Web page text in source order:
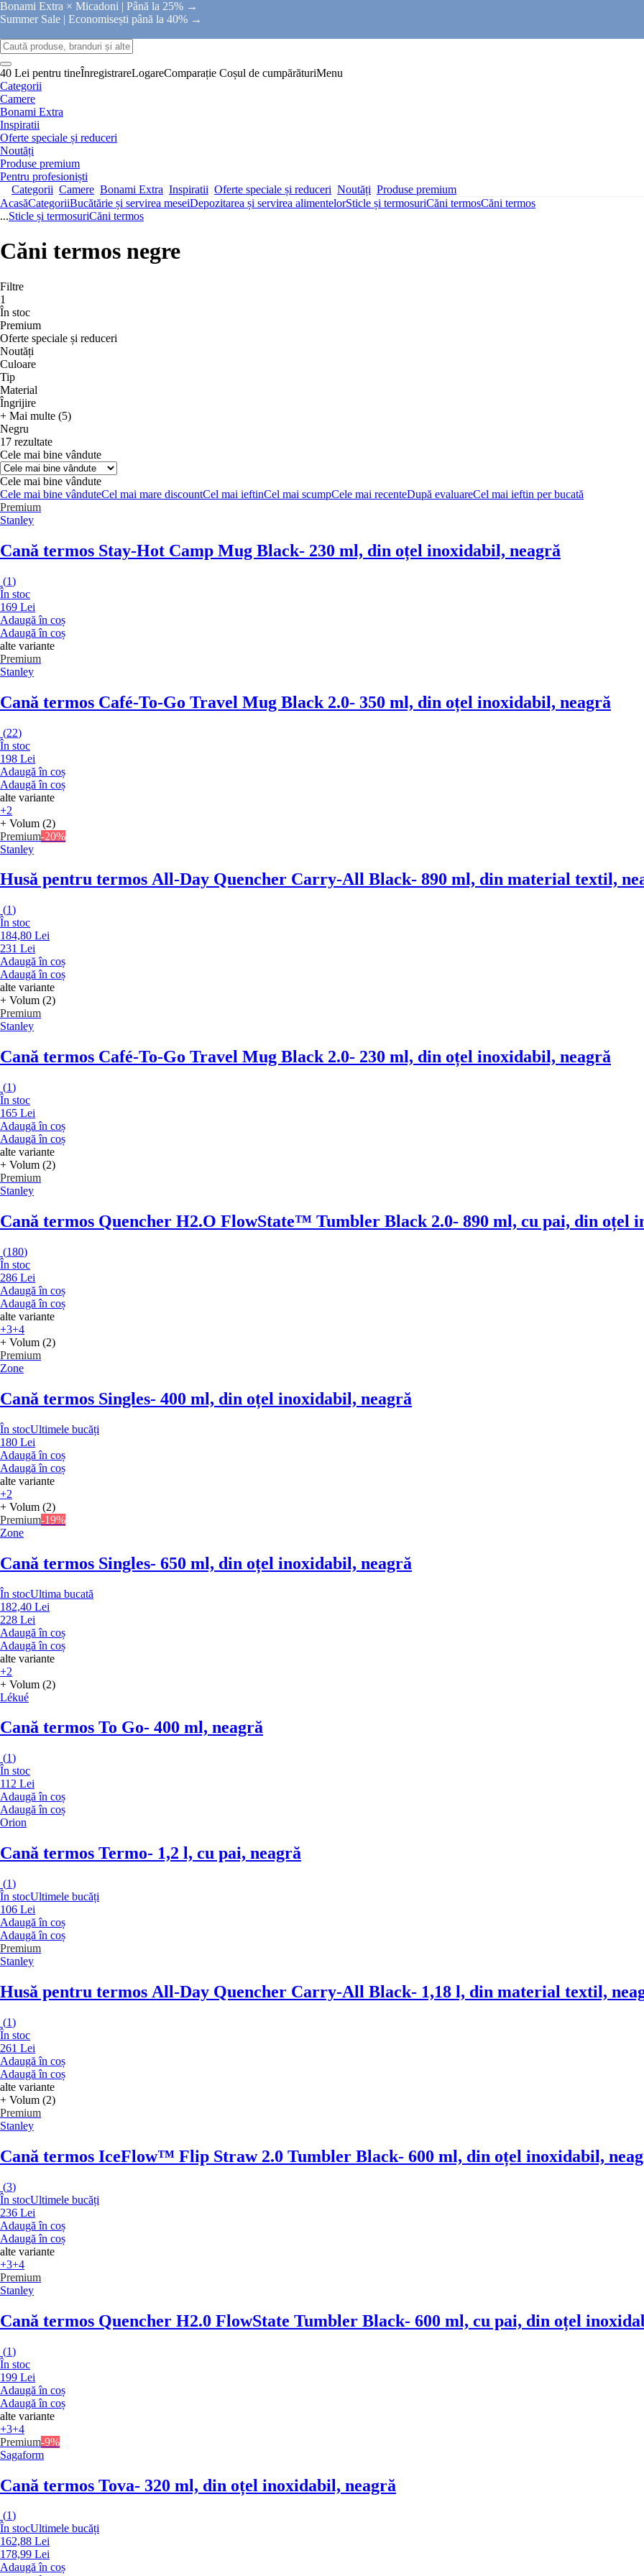
Bonami Extra × Micadoni | Până la 25% →
Summer Sale | Economisești până la 40% →
40 Lei pentru tineÎnregistrareLogareComparație Coșul de cumpărăturiMenu
Categorii
Camere
Bonami Extra
Inspiratii
Oferte speciale și reduceri
Noutăți
Produse premium
Pentru profesioniști
Categorii Camere Bonami Extra Inspiratii Oferte speciale și reduceri Noutăți Produse premium
AcasăCategoriiBucătărie și servirea meseiDepozitarea și servirea alimentelorSticle și termosuriCăni termosCăni termos
...Sticle și termosuriCăni termos
Căni termos negre
Filtre
1
În stoc
Premium
Oferte speciale și reduceri
Noutăți
Culoare
Tip
Material
Îngrijire
+ Mai multe (5)
Negru
17 rezultate
Cele mai bine vândute
Cele mai bine vândute
Cele mai bine vânduteCel mai mare discountCel mai ieftinCel mai scumpCele mai recenteDupă evaluareCel mai ieftin per bucată
Premium
Stanley
Cană termos Stay-Hot Camp Mug Black- 230 ml, din oțel inoxidabil, neagră
(1)
În stoc
169 Lei
Adaugă în coș
Adaugă în coș
alte variante
Premium
Stanley
Cană termos Café-To-Go Travel Mug Black 2.0- 350 ml, din oțel inoxidabil, neagră
(22)
În stoc
198 Lei
Adaugă în coș
Adaugă în coș
alte variante
+2
+ Volum (2)
Premium-20%
Stanley
Husă pentru termos All-Day Quencher Carry-All Black- 890 ml, din material textil,
(1)
În stoc
184,80 Lei
231 Lei
Adaugă în coș
Adaugă în coș
alte variante
+ Volum (2)
Premium
Stanley
Cană termos Café-To-Go Travel Mug Black 2.0- 230 ml, din oțel inoxidabil, neagră
(1)
În stoc
165 Lei
Adaugă în coș
Adaugă în coș
alte variante
+ Volum (2)
Premium
Stanley
Cană termos Quencher H2.O FlowState™ Tumbler Black 2.0- 890 ml, cu pai, din oțel
(180)
În stoc
286 Lei
Adaugă în coș
Adaugă în coș
alte variante
+3+4
+ Volum (2)
Premium
Zone
Cană termos Singles- 400 ml, din oțel inoxidabil, neagră
În stocUltimele bucăți
180 Lei
Adaugă în coș
Adaugă în coș
alte variante
+2
+ Volum (2)
Premium-19%
Zone
Cană termos Singles- 650 ml, din oțel inoxidabil, neagră
În stocUltima bucată
182,40 Lei
228 Lei
Adaugă în coș
Adaugă în coș
alte variante
+2
+ Volum (2)
Lékué
Cană termos To Go- 400 ml, neagră
(1)
În stoc
112 Lei
Adaugă în coș
Adaugă în coș
Orion
Cană termos Termo- 1,2 l, cu pai, neagră
(1)
În stocUltimele bucăți
106 Lei
Adaugă în coș
Adaugă în coș
Premium
Stanley
Husă pentru termos All-Day Quencher Carry-All Black- 1,18 l, din material textil,
(1)
În stoc
261 Lei
Adaugă în coș
Adaugă în coș
alte variante
+ Volum (2)
Premium
Stanley
Cană termos IceFlow™ Flip Straw 2.0 Tumbler Black- 600 ml, din oțel inoxidabil,
(3)
În stocUltimele bucăți
236 Lei
Adaugă în coș
Adaugă în coș
alte variante
+3+4
Premium
Stanley
Cană termos Quencher H2.0 FlowState Tumbler Black- 600 ml, cu pai, din oțel
(1)
În stoc
199 Lei
Adaugă în coș
Adaugă în coș
alte variante
+3+4
Premium-9%
Sagaform
Cană termos Tova- 320 ml, din oțel inoxidabil, neagră
(1)
În stocUltimele bucăți
162,88 Lei
178,99 Lei
Adaugă în coș